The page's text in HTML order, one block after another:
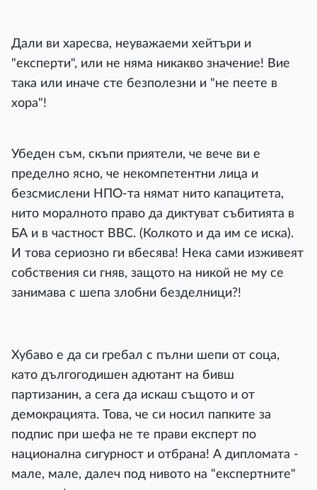
Дали ви харесва, неуважаеми хейтъри и
"експерти", или не няма никакво значение! Вие
така или иначе сте безполезни и "не пеете в
хора"!
Убеден съм, скъпи приятели, че вече ви е
пределно ясно, че некомпетентни лица и
безсмислени НПО-та нямат нито капацитета,
нито моралното право да диктуват събитията в
БА и в частност ВВС. (Колкото и да им се иска).
И това сериозно ги вбесява! Нека сами изживеят
собствения си гняв, защото на никой не му се
занимава с шепа злобни безделници?!
Хубаво е да си гребал с пълни шепи от соца,
като дългогодишен адютант на бивш
партизанин, а сега да искаш същото и от
демокрацията. Това, че си носил папките за
подпис при шефа не те прави експерт по
национална сигурност и отбрана! А дипломата -
мале, мале, далеч под нивото на "експертните"